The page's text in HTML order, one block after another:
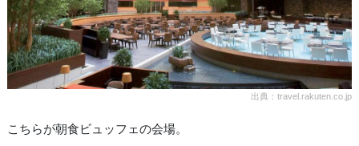
出典：travel.rakuten.co.jp
こちらが朝食ビュッフェの会場。